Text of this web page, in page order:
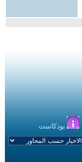
بودكاست